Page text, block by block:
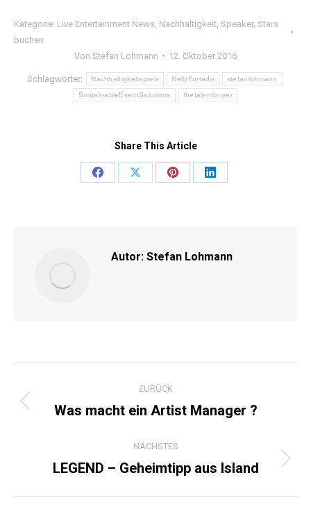
Kategorie: Live Entertainment News Nachhaltigkeit Speaker, Stars
buchen
Von Stefan Lohmann 12. Oktober 2016
Schlagwörter: Nachhaltigkeitspreis NellyFurtado stefanlohmann
SustainableEventSolutions thetalentbuyer
Share This Article
Share
Share
Share
Share
Autor: Stefan Lohmann
ZURÜCK
Vorheriger
Was macht ein Artist Manager ?
NÄCHSTES
Nächster
LEGEND – Geheimtipp aus Island